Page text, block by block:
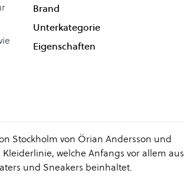
Brand
Unterkategorie
Eigenschaften
Stockholm von Örian Andersson und
welche Anfangs vor allem aus
und Sneakers beinhaltet.